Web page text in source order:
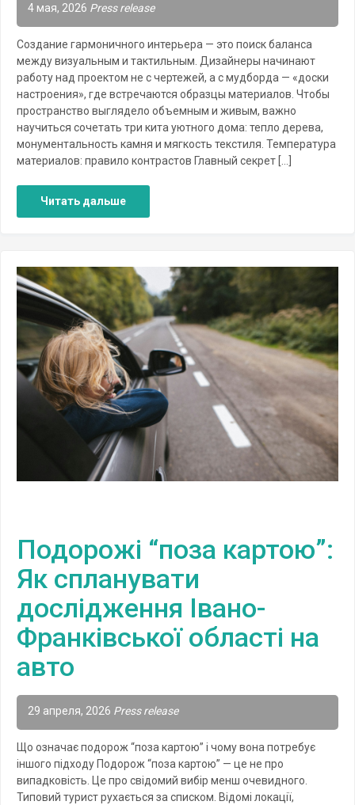
4 мая, 2026 Press release
Создание гармоничного интерьера — это поиск баланса
между визуальным и тактильным. Дизайнеры начинают
работу над проектом не с чертежей, а с мудборда — «доски
настроения», где встречаются образцы материалов. Чтобы
пространство выглядело объемным и живым, важно
научиться сочетать три кита уютного дома: тепло дерева,
монументальность камня и мягкость текстиля. Температура
материалов: правило контрастов Главный секрет […]
Читать дальше
Подорожі “поза картою”:
Як спланувати
дослідження Івано-
Франківської області на
авто
29 апреля, 2026 Press release
Що означає подорож “поза картою” і чому вона потребує
іншого підходу Подорож “поза картою” — це не про
випадковість. Це про свідомий вибір менш очевидного.
Типовий турист рухається за списком. Відомі локації,